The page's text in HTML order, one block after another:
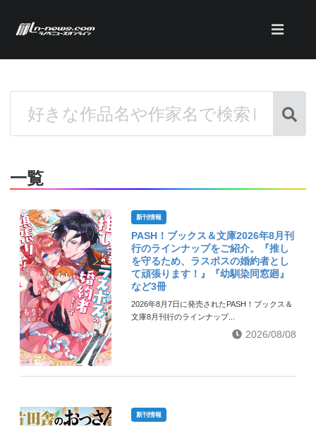
一覧
新刊情報
PASH！ブックス＆文庫2026年8月刊
行のラインナップをご紹介。『推し
を守るため、ラスボスの婚約者とし
て頑張ります！』『幼馴染同窓廻』
など3冊
2026年8月7日に発売されたPASH！ブックス＆
文庫8月刊行のラインナップ...
2026/08/08
新刊情報